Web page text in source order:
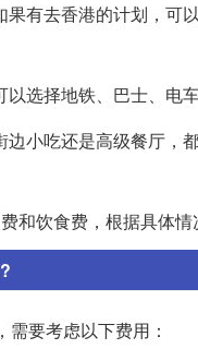
有去香港的计划，可
选择地铁、巴士、电
小吃还是高级餐厅，
饮食费，根据具体情
要考虑以下费用：